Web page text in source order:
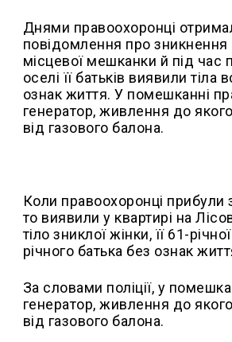
Днями правоохоронці
повідомлення про зникнення
місцевої мешканки й під час
оселі її батьків виявили тіла
ознак життя. У помешканні
генератор, живлення до
від газового балона.
Коли правоохоронці прибули
то виявили у квартирі на
тіло зниклої жінки, її 61-
річного батька без ознак
За словами поліції, у
генератор, живлення до
від газового балона.